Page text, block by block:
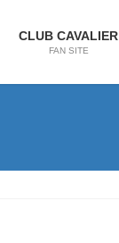
CLUB CAVALIER
FAN SITE